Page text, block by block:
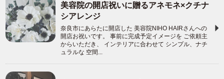
美容院の開店祝いに贈るアネモネ×クチナ
シアレンジ
奈良市にあらたに開店した 美容院NIHO HAIRさんへの
開店お祝いです。 事前に完成予定イメージを ご依頼主
からいただき、 インテリアに合わせて シンプル、ナチ
ュラルな 空間...